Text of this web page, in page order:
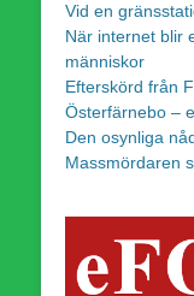
Vid en
När internet blir
människor
Efterskörd från
Österfärnebo –
Den osynliga
Massmördaren